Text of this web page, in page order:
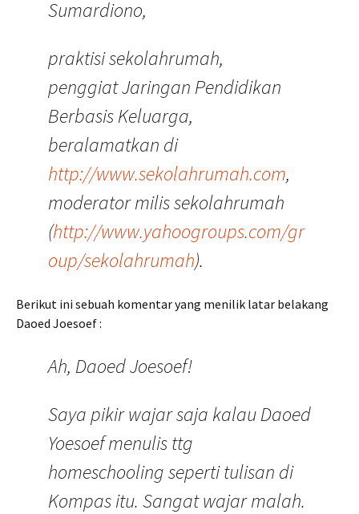
Sumardiono,
praktisi sekolahrumah,
penggiat Jaringan Pendidikan
Berbasis Keluarga,
beralamatkan di
http://www.sekolahrumah.com,
moderator milis sekolahrumah
(http://www.yahoogroups.com/gr
oup/sekolahrumah).
Berikut ini sebuah komentar yang menilik latar belakang
Daoed Joesoef :
Ah, Daoed Joesoef!
Saya pikir wajar saja kalau Daoed
Yoesoef menulis ttg
homeschooling seperti tulisan di
Kompas itu. Sangat wajar malah.